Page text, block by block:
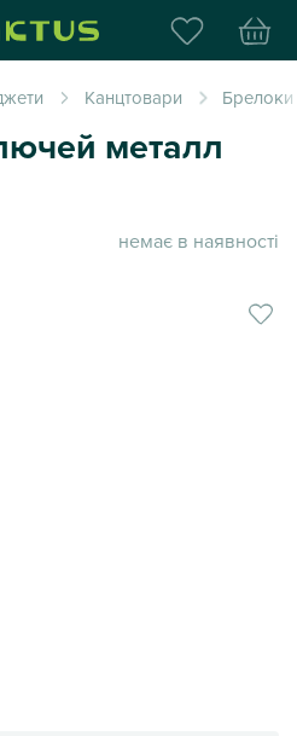
Інтернет-магазин
Канцтовари Брелоки
металл
немає в наявності